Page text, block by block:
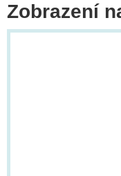
Zobrazení